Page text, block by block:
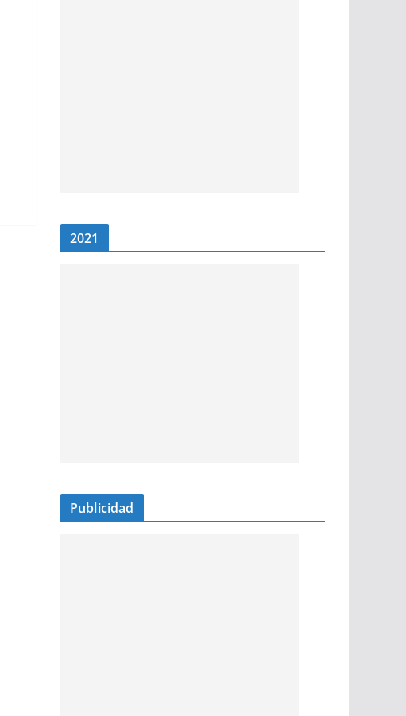
2021
Publicidad